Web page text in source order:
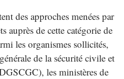
des approches menées par
auprès de cette catégorie de
les organismes sollicités,
de la sécurité civile et
les ministères de